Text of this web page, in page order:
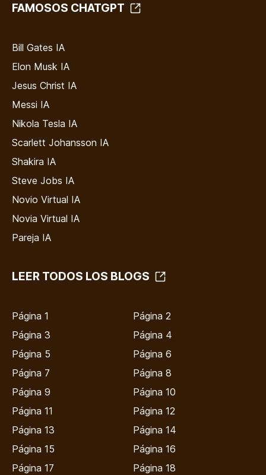
FAMOSOS CHATGPT
Bill Gates IA
Elon Musk IA
Jesus Christ IA
Messi IA
Nikola Tesla IA
Scarlett Johansson IA
Shakira IA
Steve Jobs IA
Novio Virtual IA
Novia Virtual IA
Pareja IA
LEER TODOS LOS BLOGS
Página 1
Página 2
Página 3
Página 4
Página 5
Página 6
Página 7
Página 8
Página 9
Página 10
Página 11
Página 12
Página 13
Página 14
Página 15
Página 16
Página 17
Página 18